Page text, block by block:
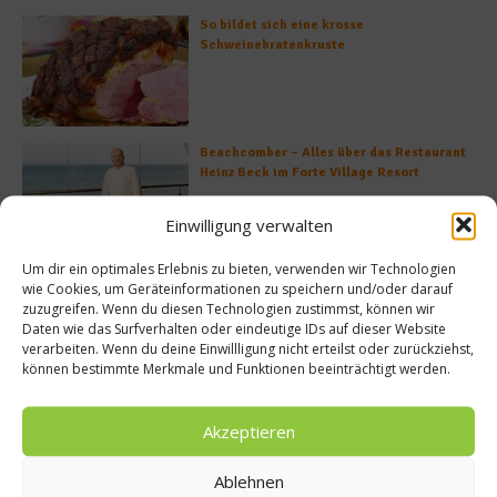
Einwilligung verwalten
Um dir ein optimales Erlebnis zu bieten, verwenden wir Technologien
wie Cookies, um Geräteinformationen zu speichern und/oder darauf
zuzugreifen. Wenn du diesen Technologien zustimmst, können wir
Daten wie das Surfverhalten oder eindeutige IDs auf dieser Website
verarbeiten. Wenn du deine Einwillligung nicht erteilst oder zurückziehst,
können bestimmte Merkmale und Funktionen beeinträchtigt werden.
Akzeptieren
Ablehnen
So bildet sich eine krosse
Schweinebratenkruste
Beachcomber – Alles über das Restaurant
Heinz Beck im Forte Village Resort
Was ist der Unterschied zwischen Limonen
und Limetten?